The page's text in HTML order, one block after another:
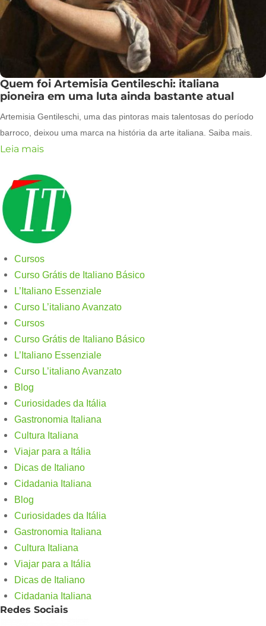
Quem foi Artemisia Gentileschi: italiana
pioneira em uma luta ainda bastante atual
Artemisia Gentileschi, uma das pintoras mais talentosas do período
barroco, deixou uma marca na história da arte italiana. Saiba mais.
Leia mais
Cursos
Curso Grátis de Italiano Básico​
L’Italiano Essenziale
Curso L’italiano Avanzato
Cursos
Curso Grátis de Italiano Básico​
L’Italiano Essenziale
Curso L’italiano Avanzato
Blog
Curiosidades da Itália
Gastronomia Italiana
Cultura Italiana
Viajar para a Itália
Dicas de Italiano
Cidadania Italiana
Blog
Curiosidades da Itália
Gastronomia Italiana
Cultura Italiana
Viajar para a Itália
Dicas de Italiano
Cidadania Italiana
Redes Sociais